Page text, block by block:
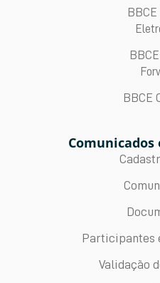
BBCE
Participantes
Validação